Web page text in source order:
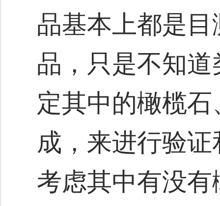
品基本上都是
品，只是不知
定其中的橄榄
成，来进行验
考虑其中有没